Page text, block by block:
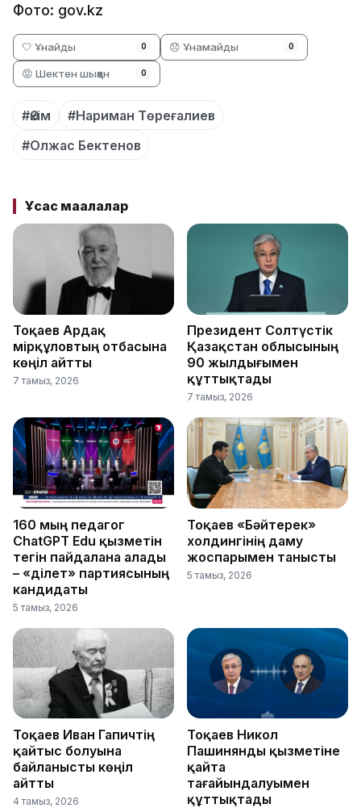
Фото: gov.kz
🤍 Ұнайды 0 😞 Ұнамайды 0
😡 Шектен шыққан 0
#Әкім
#Нариман Төреғалиев
#Олжас Бектенов
Ұқсас мақалалар
Тоқаев Ардақ
Әмірқұловтың отбасына
көңіл айтты
7 тамыз, 2026
Президент Солтүстік
Қазақстан облысының
90 жылдығымен
құттықтады
7 тамыз, 2026
160 мың педагог
ChatGPT Edu қызметін
тегін пайдалана алады
– «Әділет» партиясының
кандидаты
5 тамыз, 2026
Тоқаев «Бәйтерек»
холдингінің даму
жоспарымен танысты
5 тамыз, 2026
Тоқаев Иван Гапичтің
қайтыс болуына
байланысты көңіл
айтты
4 тамыз, 2026
Тоқаев Никол
Пашинянды қызметіне
қайта
тағайындалуымен
құттықтады